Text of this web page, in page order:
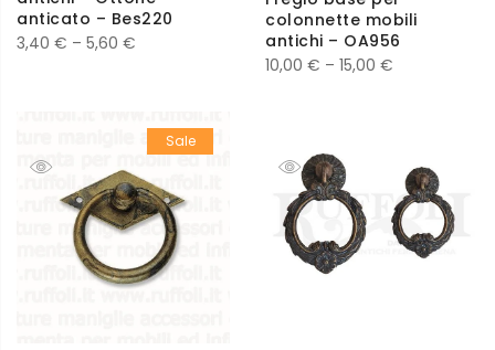
anticato – Bes220
3,40 € – 5,60 €
colonnette mobili
antichi – OA956
10,00 € – 15,00 €
Sale